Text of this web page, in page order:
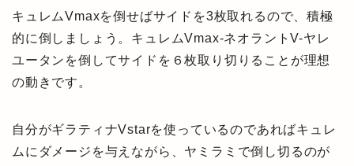
キュレムVmaxを倒せばサイドを3枚取れるので、積極
的に倒しましょう。キュレムVmax-ネオラントV-ヤレ
ユータンを倒してサイドを６枚取り切りることが理想
の動きです。
自分がギラティナVstarを使っているのであればキュレ
ムにダメージを与えながら、ヤミラミで倒し切るのが